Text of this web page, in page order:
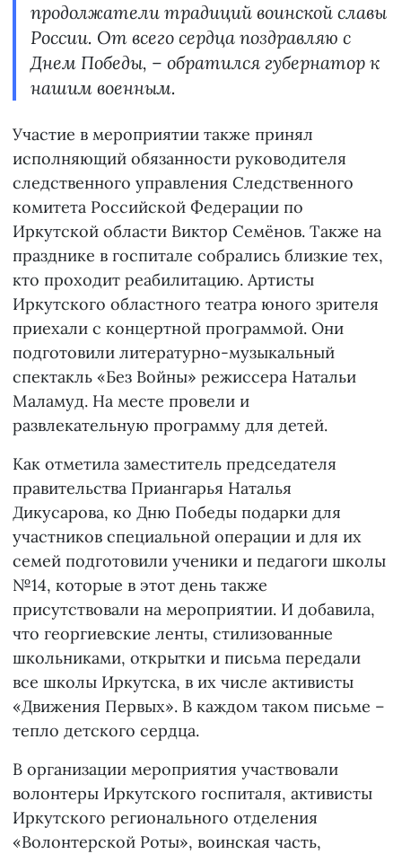
продолжатели традиций воинской славы
России. От всего сердца поздравляю с
Днем Победы, – обратился губернатор к
нашим военным.
Участие в мероприятии также принял
исполняющий обязанности руководителя
следственного управления Следственного
комитета Российской Федерации по
Иркутской области Виктор Семёнов. Также на
празднике в госпитале собрались близкие тех,
кто проходит реабилитацию. Артисты
Иркутского областного театра юного зрителя
приехали с концертной программой. Они
подготовили литературно-музыкальный
спектакль «Без Войны» режиссера Натальи
Маламуд. На месте провели и
развлекательную программу для детей.
Как отметила заместитель председателя
правительства Приангарья Наталья
Дикусарова, ко Дню Победы подарки для
участников специальной операции и для их
семей подготовили ученики и педагоги школы
№14, которые в этот день также
присутствовали на мероприятии. И добавила,
что георгиевские ленты, стилизованные
школьниками, открытки и письма передали
все школы Иркутска, в их числе активисты
«Движения Первых». В каждом таком письме –
тепло детского сердца.
В организации мероприятия участвовали
волонтеры Иркутского госпиталя, активисты
Иркутского регионального отделения
«Волонтерской Роты», воинская часть,